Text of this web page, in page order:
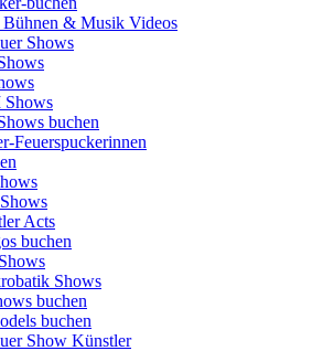
& Musik Videos
Shows
buchen
Feuerspuckerinnen
Acts
buchen
Shows
buchen
buchen
Show Künstler